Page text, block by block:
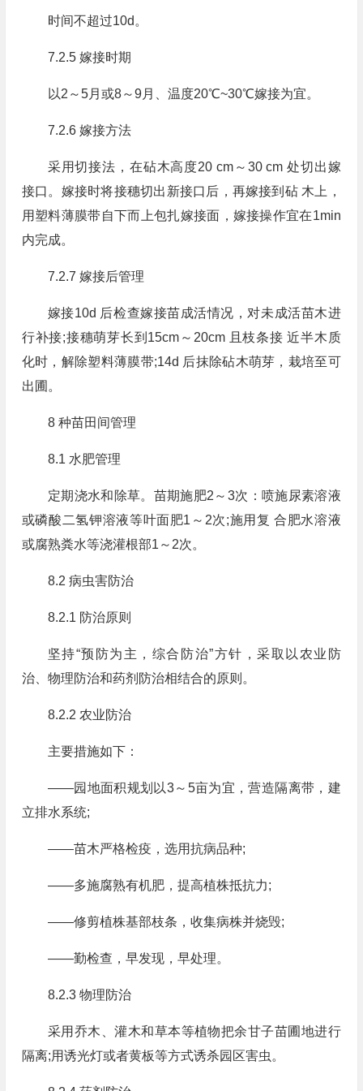
时间不超过10d。
7.2.5 嫁接时期
以2～5月或8～9月、温度20℃~30℃嫁接为宜。
7.2.6 嫁接方法
采用切接法，在砧木高度20 cm～30 cm 处切出嫁
接口。嫁接时将接穗切出新接口后，再嫁接到砧 木上，
用塑料薄膜带自下而上包扎嫁接面，嫁接操作宜在1min
内完成。
7.2.7 嫁接后管理
嫁接10d 后检查嫁接苗成活情况，对未成活苗木进
行补接;接穗萌芽长到15cm～20cm 且枝条接 近半木质
化时，解除塑料薄膜带;14d 后抹除砧木萌芽，栽培至可
出圃。
8 种苗田间管理
8.1 水肥管理
定期浇水和除草。苗期施肥2～3次：喷施尿素溶液
或磷酸二氢钾溶液等叶面肥1～2次;施用复 合肥水溶液
或腐熟粪水等浇灌根部1～2次。
8.2 病虫害防治
8.2.1 防治原则
坚持“预防为主，综合防治”方针，采取以农业防
治、物理防治和药剂防治相结合的原则。
8.2.2 农业防治
主要措施如下：
——园地面积规划以3～5亩为宜，营造隔离带，建
立排水系统;
——苗木严格检疫，选用抗病品种;
——多施腐熟有机肥，提高植株抵抗力;
——修剪植株基部枝条，收集病株并烧毁;
——勤检查，早发现，早处理。
8.2.3 物理防治
采用乔木、灌木和草本等植物把余甘子苗圃地进行
隔离;用诱光灯或者黄板等方式诱杀园区害虫。